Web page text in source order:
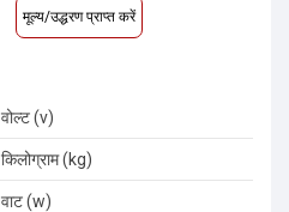
मूल्य/उद्धरण प्राप्त करें
वोल्ट (v)
किलोग्राम (kg)
वाट (w)